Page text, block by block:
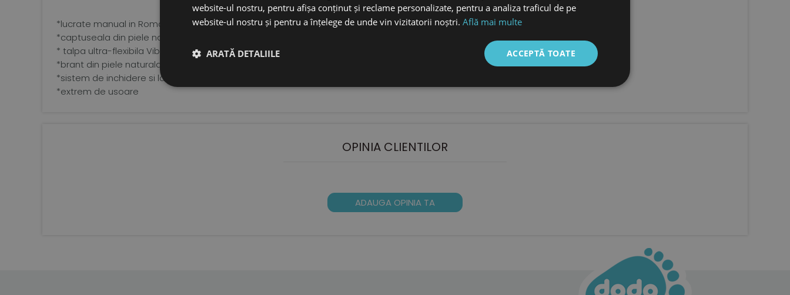
*lucrate manual in Romania, din piele moale,premium
*captuseala din piele naturala tabacita vegetal, fara crom
* talpa ultra-flexibila Vibram Supernewflex de 6/8 mm, perfect plata
*brant din piele naturala tabacita vegetal
*sistem de inchidere si latime ajustabile, cu velcro
*extrem de usoare
OPINIA CLIENTILOR
ADAUGA OPINIA TA
website-ul nostru, pentru afișa conținut și reclame personalizate, pentru a analiza traficul de pe
website-ul nostru și pentru a înțelege de unde vin vizitatorii noștri. Află mai multe
ACCEPTĂ TOATE
ARATĂ DETALIILE